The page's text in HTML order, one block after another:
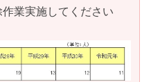
業実施してください